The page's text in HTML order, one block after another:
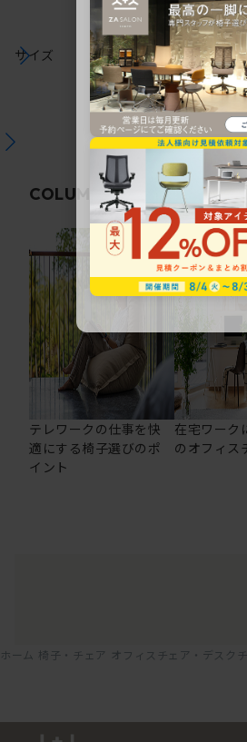
サイズ
COLUMN 関連コラム
テレワークの仕事を快
適にする椅子選びのポ
イント
在宅ワーク
のオフィス
ホーム 椅子・チェア オフィスチェア・デスク